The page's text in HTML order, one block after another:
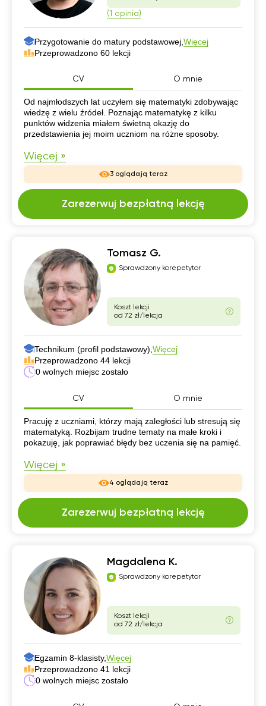
(1 opinia)
Przygotowanie do matury podstawowej, Więcej
Przeprowadzono 60 lekcji
CV O mnie
CV
Od najmłodszych lat uczyłem się matematyki zdobywając
wiedzę z wielu źródeł. Poznając matematykę z kilku
punktów widzenia miałem świetną okazję do
przedstawienia jej moim uczniom na różne sposoby.
Więcej »
3 oglądają teraz
Zarezerwuj bezpłatną lekcję
Tomasz G.
Sprawdzony korepetytor
Koszt lekcji
od 72 zł/lekcja
Technikum (profil podstawowy), Więcej
Przeprowadzono 44 lekcji
0 wolnych miejsc zostało
CV O mnie
CV
Pracuję z uczniami, którzy mają zaległości lub stresują się
matematyką. Rozbijam trudne tematy na małe kroki i
pokazuję, jak poprawiać błędy bez uczenia się na pamięć.
Więcej »
4 oglądają teraz
Zarezerwuj bezpłatną lekcję
Magdalena K.
Sprawdzony korepetytor
Koszt lekcji
od 72 zł/lekcja
Egzamin 8-klasisty,Więcej
Przeprowadzono 41 lekcji
0 wolnych miejsc zostało